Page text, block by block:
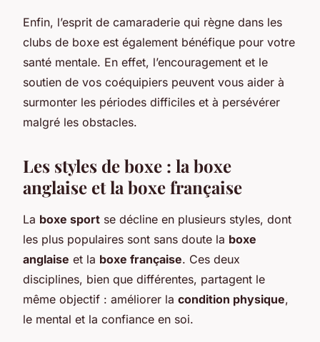
Enfin, l’esprit de camaraderie qui règne dans les
clubs de boxe est également bénéfique pour votre
santé mentale. En effet, l’encouragement et le
soutien de vos coéquipiers peuvent vous aider à
surmonter les périodes difficiles et à persévérer
malgré les obstacles.
Les styles de boxe : la boxe
anglaise et la boxe française
La boxe sport se décline en plusieurs styles, dont
les plus populaires sont sans doute la boxe
anglaise et la boxe française. Ces deux
disciplines, bien que différentes, partagent le
même objectif : améliorer la condition physique,
le mental et la confiance en soi.